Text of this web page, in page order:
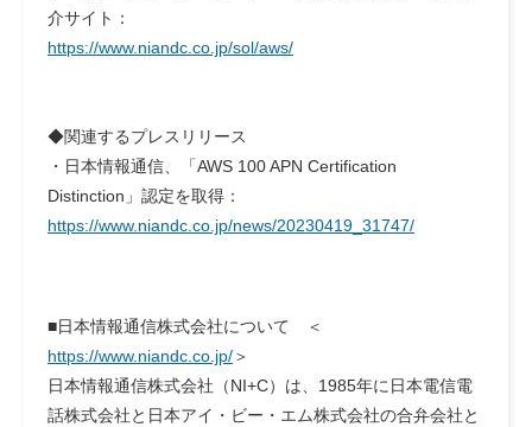
介サイト：
https://www.niandc.co.jp/sol/aws/
◆関連するプレスリリース
・日本情報通信、「AWS 100 APN Certification
Distinction」認定を取得：
https://www.niandc.co.jp/news/20230419_31747/
■日本情報通信株式会社について ＜
https://www.niandc.co.jp/＞
日本情報通信株式会社（NI+C）は、1985年に日本電信電
話株式会社と日本アイ・ビー・エム株式会社の合弁会社と